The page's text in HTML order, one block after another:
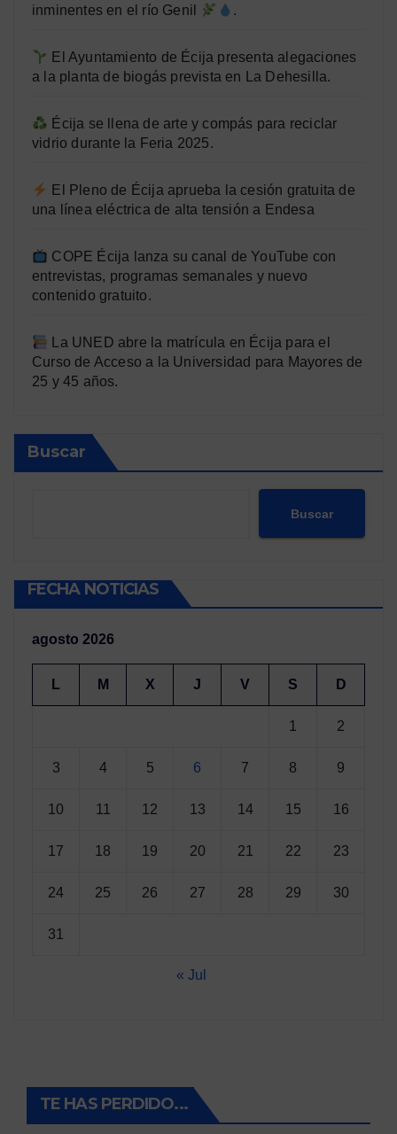
inminentes en el río Genil
.
El Ayuntamiento de Écija presenta alegaciones
a la planta de biogás prevista en La Dehesilla.
Écija se llena de arte y compás para reciclar
vidrio durante la Feria 2025.
El Pleno de Écija aprueba la cesión gratuita de
una línea eléctrica de alta tensión a Endesa
COPE Écija lanza su canal de YouTube con
entrevistas, programas semanales y nuevo
contenido gratuito.
La UNED abre la matrícula en Écija para el
Curso de Acceso a la Universidad para Mayores de
25 y 45 años.
Buscar
Buscar
FECHA NOTICIAS
agosto 2026
L M X J V S D
1 2
3 4 5 6 7 8 9
10 11 12 13 14 15 16
17 18 19 20 21 22 23
24 25 26 27 28 29 30
31
« Jul
TE HAS PERDIDO...